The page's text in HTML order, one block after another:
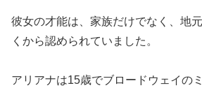
彼女の才能は、家族だけでなく、地
くから認められていました。
アリアナは15歳でブロードウェイの